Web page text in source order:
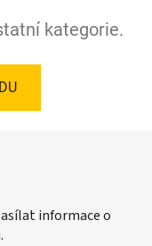
kategorie.
informace o